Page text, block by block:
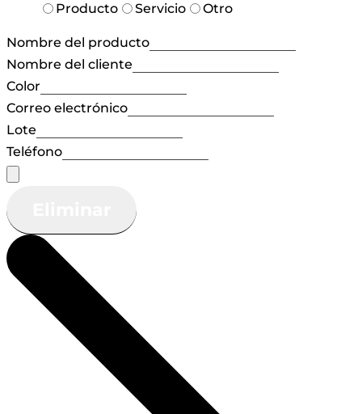
Producto Servicio Otro
Nombre del producto
Nombre del cliente
Color
Correo electrónico
Lote
Teléfono